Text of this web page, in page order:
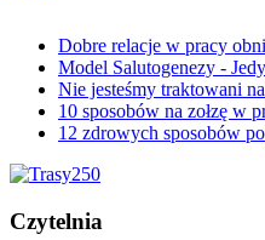
Dobre relacje w pracy
Model Salutogenezy -
Nie jesteśmy traktowani
10 sposobów na zołzę w
12 zdrowych sposobów
Czytelnia